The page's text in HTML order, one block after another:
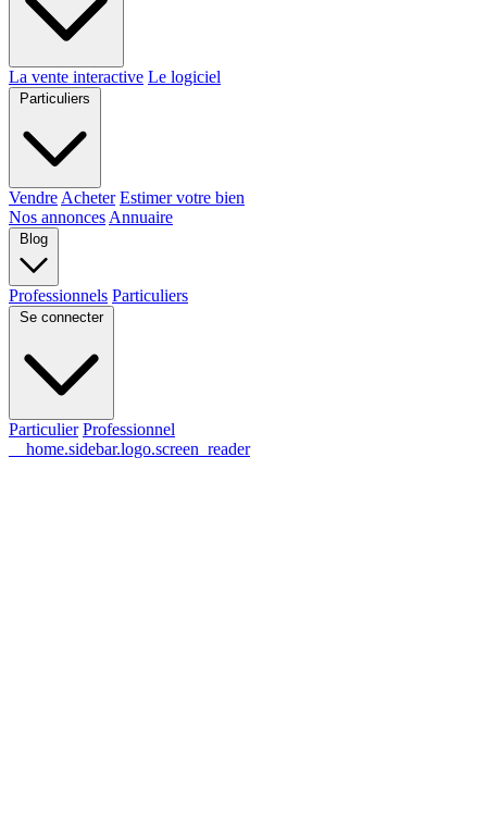
La vente interactive Le logiciel
Particuliers
Vendre Acheter Estimer votre bien
Nos annonces Annuaire
Blog
Professionnels Particuliers
Se connecter
Particulier Professionnel
__home.sidebar.logo.screen_reader